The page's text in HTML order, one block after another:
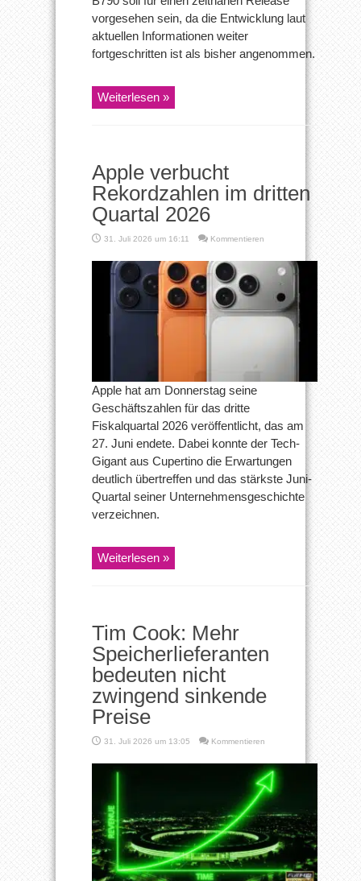
vorgesehen sein, da die Entwicklung laut
aktuellen Informationen weiter
fortgeschritten ist als bisher angenommen.
Weiterlesen »
Apple verbucht
Rekordzahlen im dritten
Quartal 2026
31. Juli 2026 um 16:11 Kommentieren
Apple hat am Donnerstag seine
Geschäftszahlen für das dritte
Fiskalquartal 2026 veröffentlicht, das am
27. Juni endete. Dabei konnte der Tech-
Gigant aus Cupertino die Erwartungen
deutlich übertreffen und das stärkste Juni-
Quartal seiner Unternehmensgeschichte
verzeichnen.
Weiterlesen »
Tim Cook: Mehr
Speicherlieferanten
bedeuten nicht
zwingend sinkende
Preise
31. Juli 2026 um 13:05 Kommentieren